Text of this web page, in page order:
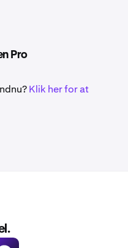
Pro
Klik her for at